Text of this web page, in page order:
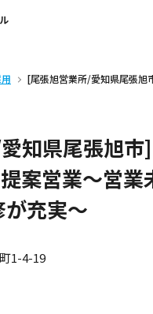
[尾張旭営業所/愛知県尾張旭
知県尾張旭市]
案営業～営業
充実～
1-4-19